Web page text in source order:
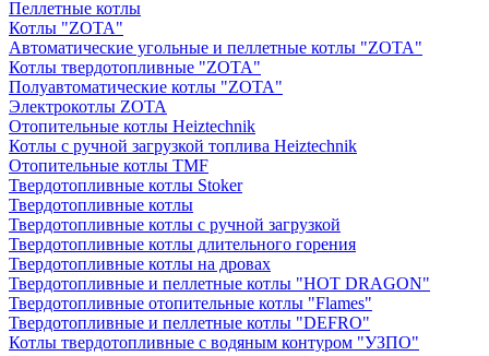
Пеллетные котлы
Котлы "ZOTA"
Автоматические угольные и пеллетные котлы "ZOTA"
Котлы твердотопливные "ZOTA"
Полуавтоматические котлы "ZOTA"
Электрокотлы ZOTA
Отопительные котлы Heiztechnik
Котлы с ручной загрузкой топлива Heiztechnik
Отопительные котлы TMF
Твердотопливные котлы Stoker
Твердотопливные котлы
Твердотопливные котлы с ручной загрузкой
Твердотопливные котлы длительного горения
Твердотопливные котлы на дровах
Твердотопливные и пеллетные котлы "HOT DRAGON"
Твердотопливные отопительные котлы "Flames"
Твердотопливные и пеллетные котлы "DEFRO"
Котлы твердотопливные с водяным контуром "УЗПО"